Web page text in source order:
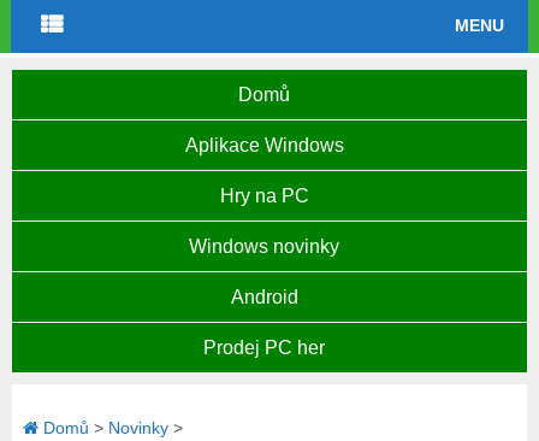
MENU
Domů
Aplikace Windows
Hry na PC
Windows novinky
Android
Prodej PC her
Domů > Novinky>